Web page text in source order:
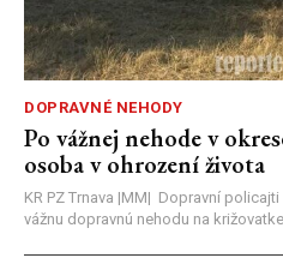
DOPRAVNÉ NEHODY
Po vážnej nehode v
osoba v ohrození života
KR PZ Trnava |MM| Dopravní
vážnu dopravnú nehodu na križovatke